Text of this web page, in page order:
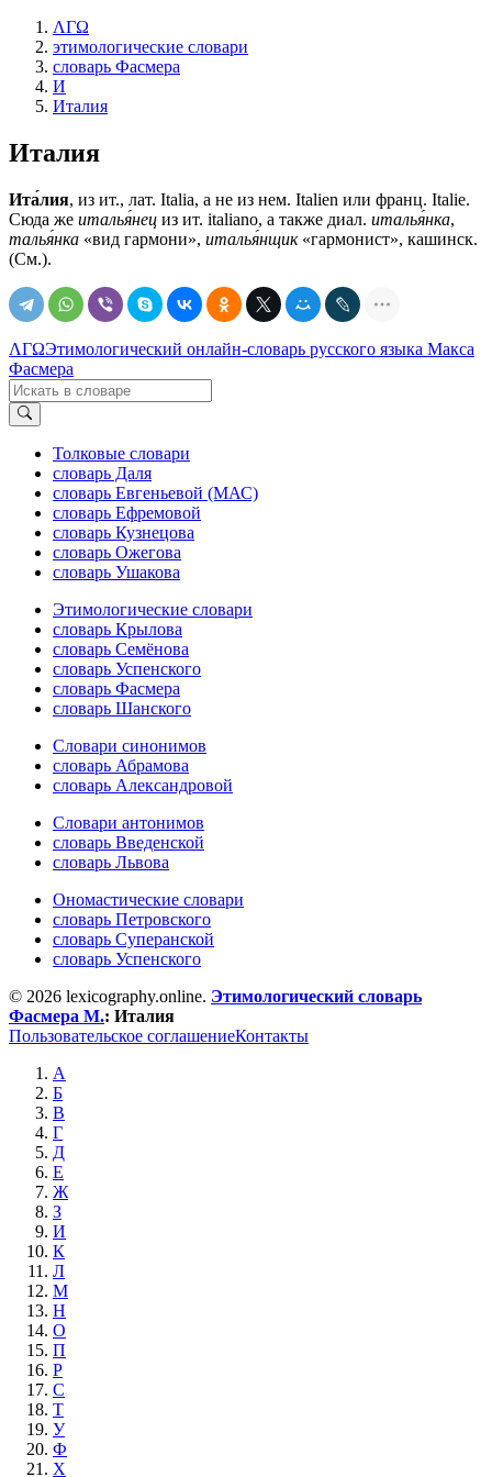
ΛΓΩ
этимологические словари
словарь Фасмера
И
Италия
Италия
Ита́лия, из ит., лат. Italia, а не из нем. Italien или франц. Italie.
Сюда же италья́нец из ит. italiano, а также диал. италья́нка,
талья́нка «вид гармони», италья́нщик«гармонист», кашинск.
(См.).
ΛΓΩЭтимологический онлайн-словарь русского языка Макса
Фасмера
Толковые словари
словарь Даля
словарь Евгеньевой (МАС)
словарь Ефремовой
словарь Кузнецова
словарь Ожегова
словарь Ушакова
Этимологические словари
словарь Крылова
словарь Семёнова
словарь Успенского
словарь Фасмера
словарь Шанского
Словари синонимов
словарь Абрамова
словарь Александровой
Словари антонимов
словарь Введенской
словарь Львова
Ономастические словари
словарь Петровского
словарь Суперанской
словарь Успенского
© 2026 lexicography.online. Этимологический словарь
Фасмера М.: Италия
Пользовательское соглашениеКонтакты
А
Б
В
Г
Д
Е
Ж
З
И
К
Л
М
Н
О
П
Р
С
Т
У
Ф
Х